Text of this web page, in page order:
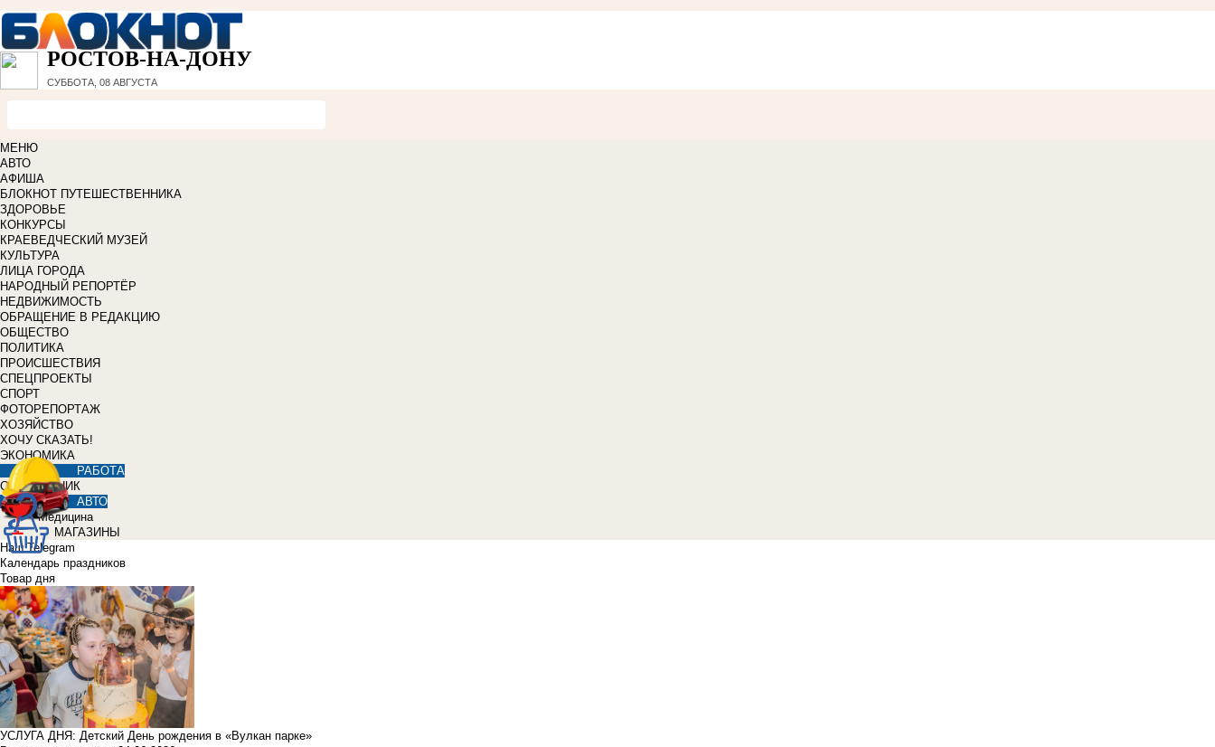
РОСТОВ-НА-ДОНУ
СУББОТА, 08 АВГУСТА
МЕНЮ
АВТО
АФИША
БЛОКНОТ ПУТЕШЕСТВЕННИКА
ЗДОРОВЬЕ
КОНКУРСЫ
КРАЕВЕДЧЕСКИЙ МУЗЕЙ
КУЛЬТУРА
ЛИЦА ГОРОДА
НАРОДНЫЙ РЕПОРТЁР
НЕДВИЖИМОСТЬ
ОБРАЩЕНИЕ В РЕДАКЦИЮ
ОБЩЕСТВО
ПОЛИТИКА
ПРОИСШЕСТВИЯ
СПЕЦПРОЕКТЫ
СПОРТ
ФОТОРЕПОРТАЖ
ХОЗЯЙСТВО
ХОЧУ СКАЗАТЬ!
ЭКОНОМИКА
РАБОТА
СПРАВОЧНИК
АВТО
Медицина
МАГАЗИНЫ
Наш Telegram
Календарь праздников
Товар дня
УСЛУГА ДНЯ: Детский День рождения в «Вулкан парке»